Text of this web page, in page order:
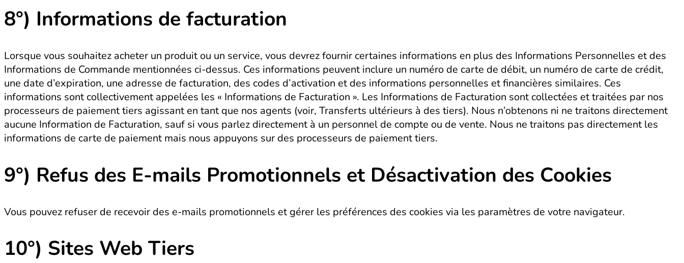
8°) Informations de facturation
Lorsque vous souhaitez acheter un produit ou un service, vous devrez fournir certaines informations en plus des Informations Personnelles et des
Informations de Commande mentionnées ci-dessus. Ces informations peuvent inclure un numéro de carte de débit, un numéro de carte de crédit,
une date d’expiration, une adresse de facturation, des codes d’activation et des informations personnelles et financières similaires. Ces
informations sont collectivement appelées les « Informations de Facturation ». Les Informations de Facturation sont collectées et traitées par nos
processeurs de paiement tiers agissant en tant que nos agents (voir, Transferts ultérieurs à des tiers). Nous n’obtenons ni ne traitons directement
aucune Information de Facturation, sauf si vous parlez directement à un personnel de compte ou de vente. Nous ne traitons pas directement les
informations de carte de paiement mais nous appuyons sur des processeurs de paiement tiers.
9°) Refus des E-mails Promotionnels et Désactivation des Cookies
Vous pouvez refuser de recevoir des e-mails promotionnels et gérer les préférences des cookies via les paramètres de votre navigateur.
10°) Sites Web Tiers